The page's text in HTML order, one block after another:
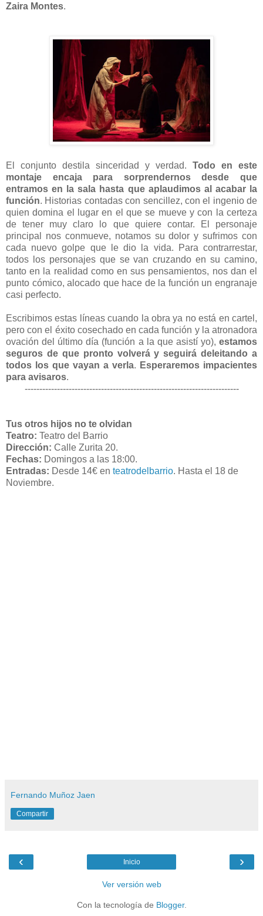
Zaira Montes.
El conjunto destila sinceridad y verdad. Todo en este
montaje encaja para sorprendernos desde que
entramos en la sala hasta que aplaudimos al acabar la
función. Historias contadas con sencillez, con el ingenio de
quien domina el lugar en el que se mueve y con la certeza
de tener muy claro lo que quiere contar. El personaje
principal nos conmueve, notamos su dolor y sufrimos con
cada nuevo golpe que le dio la vida. Para contrarrestar,
todos los personajes que se van cruzando en su camino,
tanto en la realidad como en sus pensamientos, nos dan el
punto cómico, alocado que hace de la función un engranaje
casi perfecto.
Escribimos estas líneas cuando la obra ya no está en cartel,
pero con el éxito cosechado en cada función y la atronadora
ovación del último día (función a la que asistí yo), estamos
seguros de que pronto volverá y seguirá deleitando a
todos los que vayan a verla. Esperaremos impacientes
para avisaros.
-------------------------------------------------------------------------
Tus otros hijos no te olvidan
Teatro: Teatro del Barrio
Dirección: Calle Zurita 20.
Fechas: Domingos a las 18:00.
Entradas: Desde 14€ en teatrodelbarrio. Hasta el 18 de
Noviembre.
Fernando Muñoz Jaen
Compartir
‹ ›
Inicio
Ver versión web
Con la tecnología de Blogger.